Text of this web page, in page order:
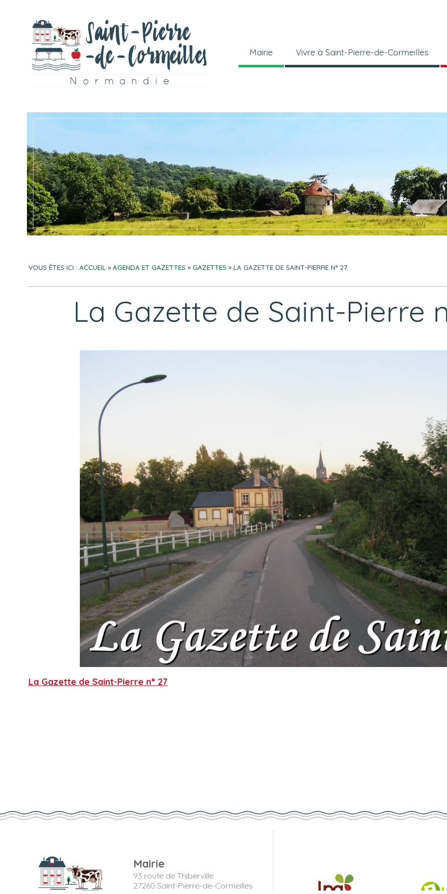
Mairie Vivre à Saint-Pierre-de-Cormeilles
VOUS ÊTES ICI : ACCUEIL » AGENDA ET GAZETTES » GAZETTES » LA GAZETTE DE SAINT-PIERRE N° 27
La Gazette de Saint-Pierre
La Gazette de Saint-Pierre n° 27
Mairie
93 route de Thiberville
27260 Saint-Pierre-de-Cormeilles